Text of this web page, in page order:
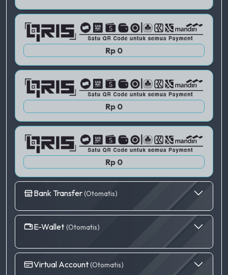
Rp 0
Rp 0
QRIS 2
Rp 0
QRIS 3
Bank Transfer(Otomatis)
E-Wallet (Otomatis)
Virtual Account(Otomatis)